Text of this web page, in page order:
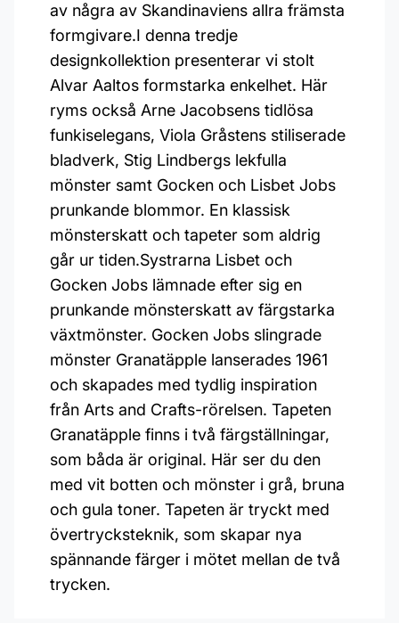
av några av Skandinaviens allra främsta
formgivare.I denna tredje
designkollektion presenterar vi stolt
Alvar Aaltos formstarka enkelhet. Här
ryms också Arne Jacobsens tidlösa
funkiselegans, Viola Gråstens stiliserade
bladverk, Stig Lindbergs lekfulla
mönster samt Gocken och Lisbet Jobs
prunkande blommor. En klassisk
mönsterskatt och tapeter som aldrig
går ur tiden.Systrarna Lisbet och
Gocken Jobs lämnade efter sig en
prunkande mönsterskatt av färgstarka
växtmönster. Gocken Jobs slingrade
mönster Granatäpple lanserades 1961
och skapades med tydlig inspiration
från Arts and Crafts-rörelsen. Tapeten
Granatäpple finns i två färgställningar,
som båda är original. Här ser du den
med vit botten och mönster i grå, bruna
och gula toner. Tapeten är tryckt med
övertrycksteknik, som skapar nya
spännande färger i mötet mellan de två
trycken.